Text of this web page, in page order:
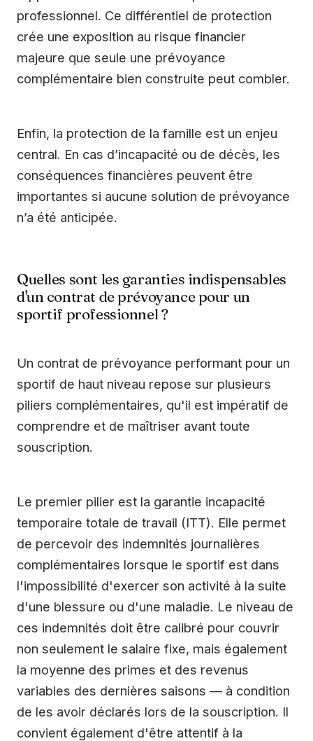
professionnel. Ce différentiel de protection
crée une exposition au risque financier
majeure que seule une prévoyance
complémentaire bien construite peut combler.
Enfin, la protection de la famille est un enjeu
central. En cas d’incapacité ou de décès, les
conséquences financières peuvent être
importantes si aucune solution de prévoyance
n’a été anticipée.
Quelles sont les garanties indispensables
d'un contrat de prévoyance pour un
sportif professionnel ?
Un contrat de prévoyance performant pour un
sportif de haut niveau repose sur plusieurs
piliers complémentaires, qu'il est impératif de
comprendre et de maîtriser avant toute
souscription.
Le premier pilier est la garantie incapacité
temporaire totale de travail (ITT). Elle permet
de percevoir des indemnités journalières
complémentaires lorsque le sportif est dans
l'impossibilité d'exercer son activité à la suite
d'une blessure ou d'une maladie. Le niveau de
ces indemnités doit être calibré pour couvrir
non seulement le salaire fixe, mais également
la moyenne des primes et des revenus
variables des dernières saisons — à condition
de les avoir déclarés lors de la souscription. Il
convient également d'être attentif à la